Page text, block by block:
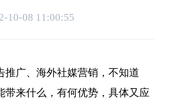
10-08 11:00:55
推广、海外社媒营销，不知道
带来什么，有何优势，具体又应